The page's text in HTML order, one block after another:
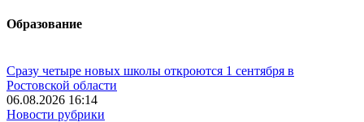
Образование
Сразу четыре новых школы откроются 1 сентября в
Ростовской области
06.08.2026 16:14
Новости рубрики